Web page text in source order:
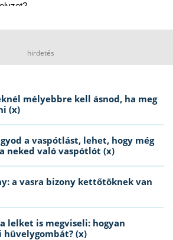
hirdetés
mélyebbre kell ásnod, ha meg
(x)
a vaspótlást, lehet, hogy még
neked való vaspótlót (x)
a vasra bizony kettőtöknek van
lelket is megviseli: hogyan
(x)